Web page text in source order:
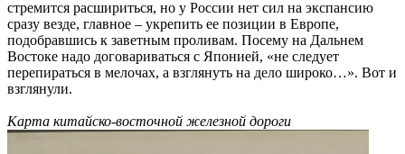
стремится расшириться, но у России нет сил на экспансию
сразу везде, главное – укрепить ее позиции в Европе,
подобравшись к заветным проливам. Посему на Дальнем
Востоке надо договариваться с Японией, «не следует
перепираться в мелочах, а взглянуть на дело широко…». Вот и
взглянули.
Карта китайско-восточной железной дороги